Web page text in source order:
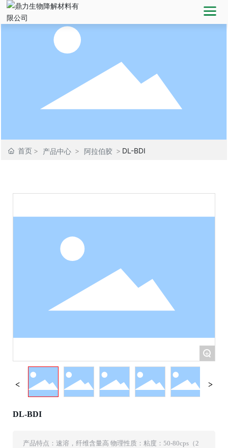
首页 产品中心 阿拉伯胶 DL-BDI
+
DL-BDI
产品特点：速溶，纤维含量高 物理性质：粘度：50-80cps（2